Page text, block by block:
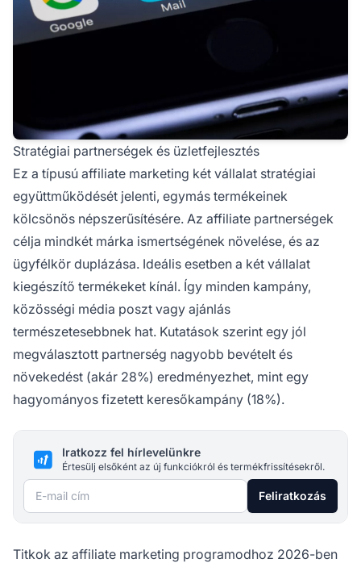
Stratégiai partnerségek és üzletfejlesztés
Ez a típusú affiliate marketing két vállalat stratégiai
együttműködését jelenti, egymás termékeinek
kölcsönös népszerűsítésére. Az affiliate partnerségek
célja mindkét márka ismertségének növelése, és az
ügyfélkör duplázása. Ideális esetben a két vállalat
kiegészítő termékeket kínál. Így minden kampány,
közösségi média poszt vagy ajánlás
természetesebbnek hat. Kutatások szerint egy jól
megválasztott partnerség nagyobb bevételt és
növekedést (akár 28%) eredményezhet, mint egy
hagyományos fizetett keresőkampány (18%).
Iratkozz fel hírlevelünkre
Értesülj elsőként az új funkciókról és termékfrissítésekről.
E-mail cím Feliratkozás
Titkok az affiliate marketing programodhoz 2026-ben